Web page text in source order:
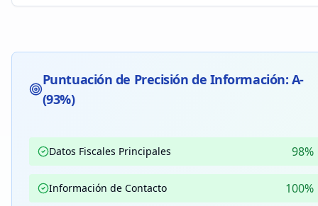
Puntuación de Precisión de Información: A-
(93%)
Datos Fiscales Principales 98%
Información de Contacto 100%